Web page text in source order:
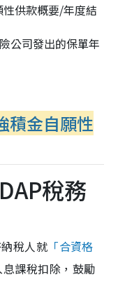
供款概要/年度結
公司發出的保單年
積金自願性
稅務
稅人就 「合資格
課稅扣除，鼓勵